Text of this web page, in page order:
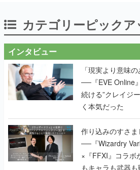
カテゴリーピックア
インタビュー
「現実より意味
──『EVE Online
続ける”クレイジ
く本気だった
作り込みのすさ
──『Wizardry
×『FFXI』コラボ
もキャラも武器